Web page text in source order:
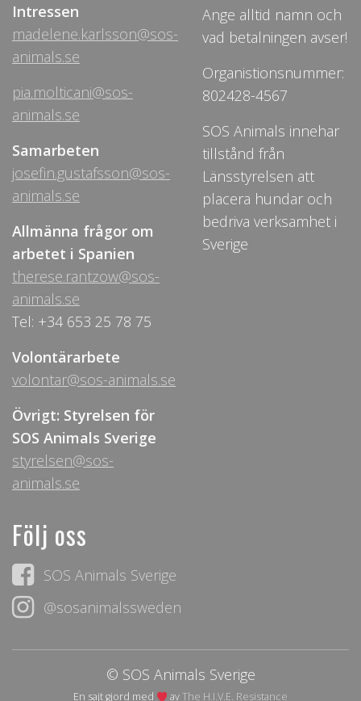
Intressen
madelene.karlsson@sos-
animals.se
pia.molticani@sos-
animals.se
Samarbeten
josefin.gustafsson@sos-
animals.se
Allmänna frågor om
arbetet i Spanien
therese.rantzow@sos-
animals.se
Tel: +34 653 25 78 75
Volontärarbete
volontar@sos-animals.se
Övrigt: Styrelsen för
SOS Animals Sverige
styrelsen@sos-
animals.se
Ange alltid namn och
vad betalningen avser!
Organistionsnummer:
802428-4567
SOS Animals innehar
tillstånd från
Länsstyrelsen att
placera hundar och
bedriva verksamhet i
Sverige
Följ oss
SOS Animals Sverige
@sosanimalssweden
© SOS Animals Sverige
En sajt gjord med avThe H.I.V.E. Resistance